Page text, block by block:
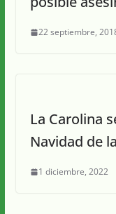
22 septiembre,
La Carolina
Navidad de
1 diciembre, 2022